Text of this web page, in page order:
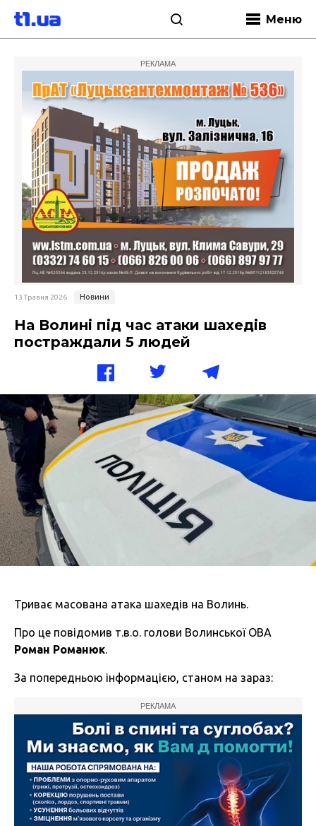
Меню
РЕКЛАМА
13 Травня 2026 Новини
На Волині під час атаки шахедів
постраждали 5 людей
Триває масована атака шахедів на Волинь.
Про це повідомив т.в.о. голови Волинської ОВА
Роман Романюк.
За попередньою інформацією, станом на зараз:
РЕКЛАМА